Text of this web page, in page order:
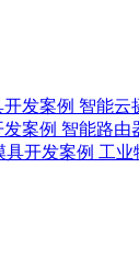
智能云
智能路由
工业